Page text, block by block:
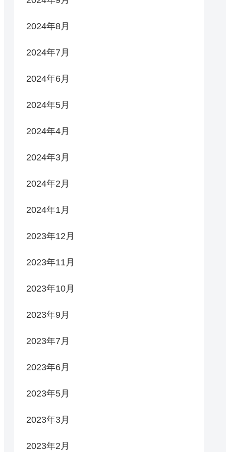
2024年8月
2024年7月
2024年6月
2024年5月
2024年4月
2024年3月
2024年2月
2024年1月
2023年12月
2023年11月
2023年10月
2023年9月
2023年7月
2023年6月
2023年5月
2023年3月
2023年2月